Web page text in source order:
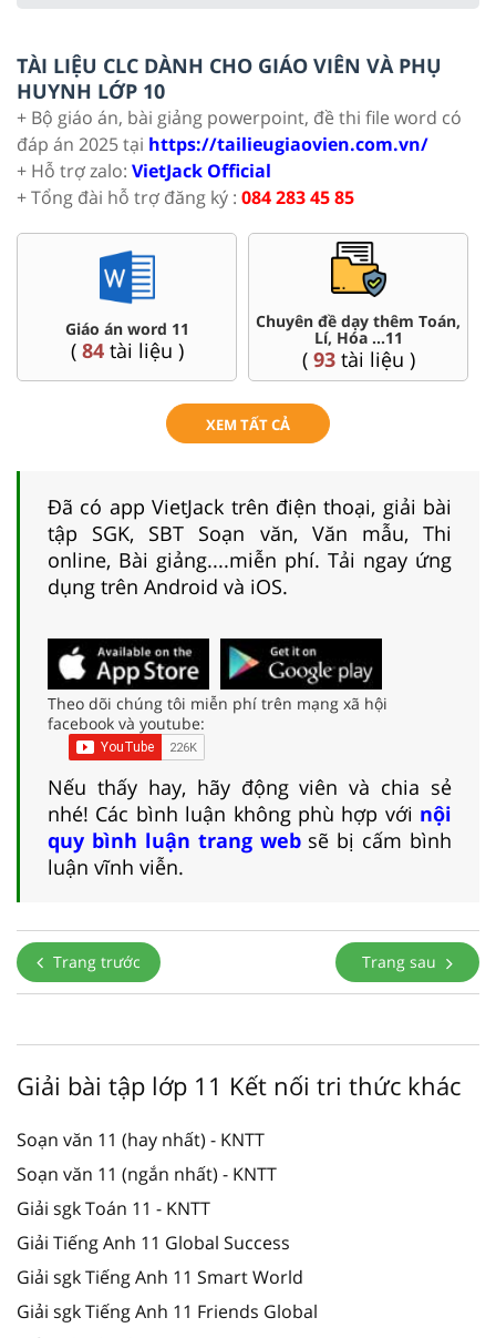
TÀI LIỆU CLC DÀNH CHO GIÁO VIÊN VÀ PHỤ
HUYNH LỚP 10
+ Bộ giáo án, bài giảng powerpoint, đề thi file word có
đáp án 2025 tại https://tailieugiaovien.com.vn/
+ Hỗ trợ zalo: VietJack Official
+ Tổng đài hỗ trợ đăng ký : 084 283 45 85
Đề thi HSG 11
(8tài liệu )
Trắc nghiệm đúng sai 11
(8tài liệu )
XEM TẤT CẢ
Đã có app VietJack trên điện thoại, giải bài
tập SGK, SBT Soạn văn, Văn mẫu, Thi
online, Bài giảng....miễn phí. Tải ngay ứng
dụng trên Android và iOS.
Theo dõi chúng tôi miễn phí trên mạng xã hội
facebook và youtube:
Nếu thấy hay, hãy động viên và chia sẻ
nhé! Các bình luận không phù hợp với nội
quy bình luận trang websẽ bị cấm bình
luận vĩnh viễn.
Trang trước Trang sau
Giải bài tập lớp 11 Kết nối tri thức khác
Soạn văn 11 (hay nhất) - KNTT
Soạn văn 11 (ngắn nhất) - KNTT
Giải sgk Toán 11 - KNTT
Giải Tiếng Anh 11 Global Success
Giải sgk Tiếng Anh 11 Smart World
Giải sgk Tiếng Anh 11 Friends Global